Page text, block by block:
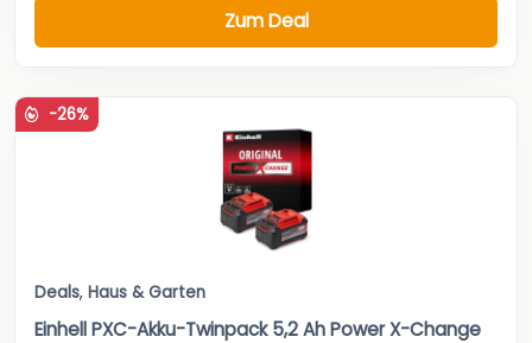
Zum Deal
-26%
Deals, Haus & Garten
Einhell PXC-Akku-Twinpack 5,2 Ah Power X-Change